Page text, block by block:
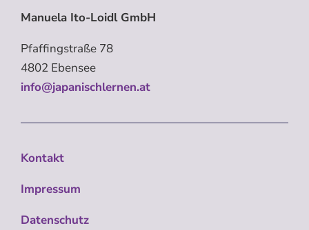
Manuela Ito-Loidl GmbH
Pfaffingstraße 78
4802 Ebensee
info@japanischlernen.at
Kontakt
Impressum
Datenschutz